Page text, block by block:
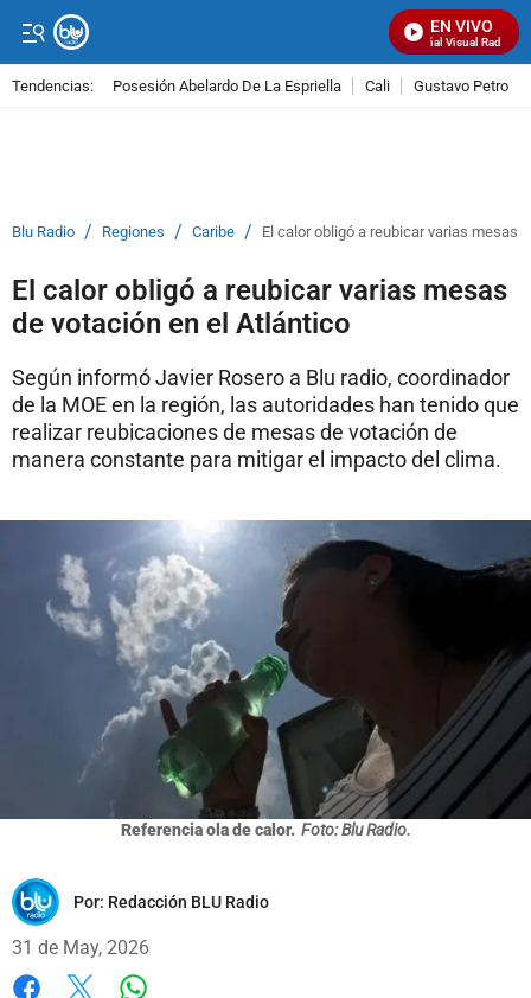
EN VIVO
Señal Visual Radio
Tendencias: Posesión Abelardo De La Espriella Cali Gustavo Petro
Blu Radio / Regiones / Caribe / El calor obligó a reubicar varias mesas
El calor obligó a reubicar varias mesas
de votación en el Atlántico
Según informó Javier Rosero a Blu radio, coordinador
de la MOE en la región, las autoridades han tenido que
realizar reubicaciones de mesas de votación de
manera constante para mitigar el impacto del clima.
Referencia ola de calor. Foto: Blu Radio.
Por: Redacción BLU Radio
31 de May, 2026